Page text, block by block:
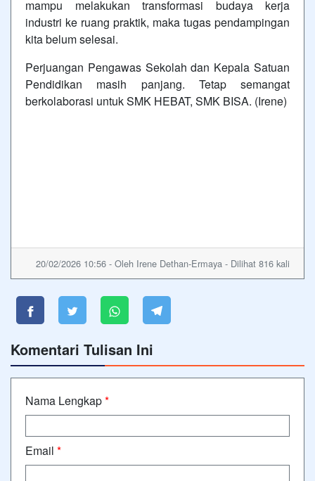
mampu melakukan transformasi budaya kerja
industri ke ruang praktik, maka tugas pendampingan
kita belum selesai.
Perjuangan Pengawas Sekolah dan Kepala Satuan
Pendidikan masih panjang. Tetap semangat
berkolaborasi untuk SMK HEBAT, SMK BISA. (Irene)
20/02/2026 10:56 - Oleh Irene Dethan-Ermaya - Dilihat 816 kali
Komentari Tulisan Ini
Nama Lengkap*
Email *